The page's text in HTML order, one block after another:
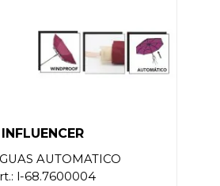
INFLUENCER
AUTOMATICO
l-68.7600004